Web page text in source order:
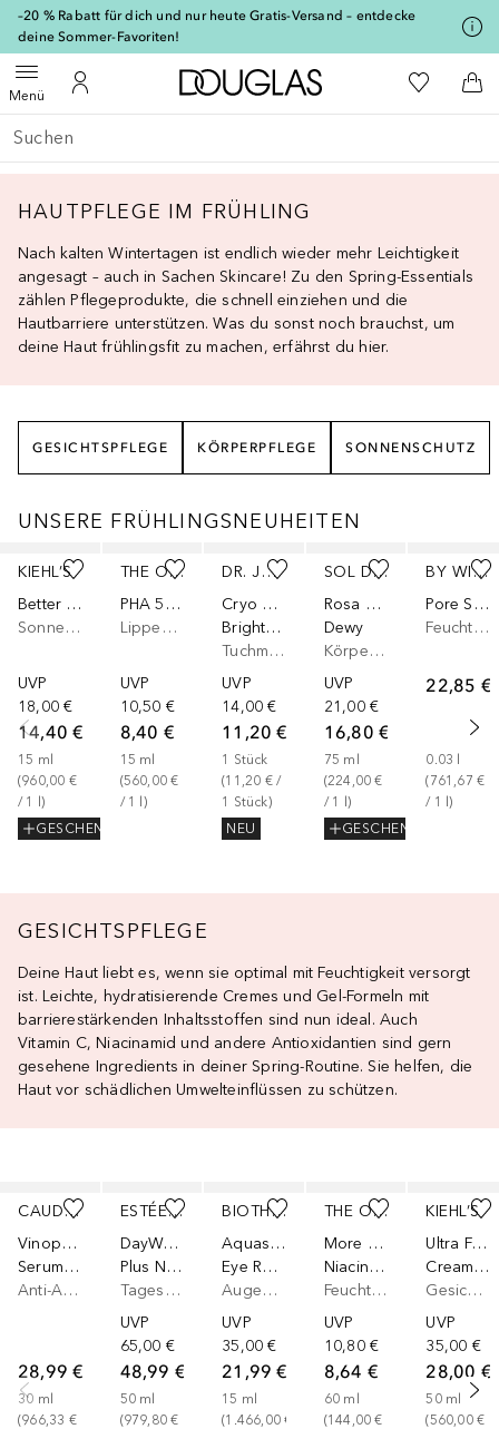
–20 % Rabatt für dich und nur heute Gratis-Versand – entdecke
deine Sommer-Favoriten!
MenüMenü öffnenZu Meinem Kundenkonto
Zur Douglas Startseite
Zu Meiner
Gehe zurück
Suche ausführen
HAUTPFLEGE IM FRÜHLING
Nach kalten Wintertagen ist endlich wieder mehr Leichtigkeit
angesagt – auch in Sachen Skincare! Zu den Spring-Essentials
zählen Pflegeprodukte, die schnell einziehen und die
Hautbarriere unterstützen. Was du sonst noch brauchst, um
deine Haut frühlingsfit zu machen, erfährst du hier.
GESICHTSPFLEGE KÖRPERPFLEGE SONNENSCHUTZ
UNSERE FRÜHLINGSNEUHEITEN
KIEHL’S
Better Screen SPF 50
Sonnencreme Körper
UVP
18,00 €
14,40 €
15 ml
(960,00 €
/ 1 l)
GESCHENK
THE ORDINARY
PHA 5% Lip Exfoliating
Lippenserum
UVP
10,50 €
8,40 €
15 ml
(560,00 €
/ 1 )
DR. JART+
Cryo Rubber
Brightening Mask
Tuchmaske
UVP
14,00 €
11,20 €
1
Stück
(11,20 € /
1
Stück)
NEU
SOL DE JANEIRO
Rosa Charmosa
Dewy
Körpercreme
UVP
21,00 €
16,80 €
75 ml
(224,00 €
/ 1
)
GESCHENK
BY WISHTREND
Pore Smoothing Bakuchiol Serum
Feuchtigkeitsserum
22,85 €
0.03
(761,67 €
/ 1 l)
GESICHTSPFLEGE
Deine Haut liebt es, wenn sie optimal mit Feuchtigkeit versorgt
ist. Leichte, hydratisierende Cremes und Gel-Formeln mit
barrierestärkenden Inhaltsstoffen sind nun ideal. Auch
Vitamin C, Niacinamid und andere Antioxidantien sind gern
gesehene Ingredients in deiner Spring-Routine. Sie helfen, die
Haut vor schädlichen Umwelteinflüssen zu schützen.
CAUDALIE
Vinopure
Serum gegen Unreinheiten
Anti-Akne Pflege
28,99 €
30 ml
(966,33 €
ESTÉE LAUDER
DayWear
Plus N/C Creme SPF15
Tagescreme
UVP
65,00 €
48,99 €
50 ml
(979,80 €
BIOTHERM
Aquasource
Eye Revitalizer
Augencreme
UVP
35,00 €
21,99 €
15 ml
(1.466,00 €
THE ORDINARY
More Molecules
Niacinamide 10% + Zinc 1%
Feuchtigkeitsserum
UVP
10,80 €
8,64 €
60 ml
(144,00 €
KIEHL’S
Ultra Facial
Cream Feuchtigkeitscreme
Gesichtscreme
UVP
35,00 €
28,00 €
50 ml
(560,00 €
[navigation.slideout.screenreader]